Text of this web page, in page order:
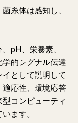
糸体は感知し、
pH、栄養素、
的シグナル伝達
として説明して
適応性、環境応答
コンピューティ
ます。